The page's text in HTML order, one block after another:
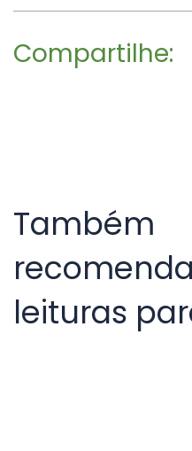
Compartilhe:
Também
leituras